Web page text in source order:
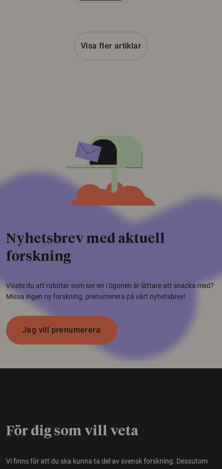
Visa fler artiklar
Nyhetsbrev med aktuell
forskning
Visste du att robotar som ser en i ögonen är lättare att snacka med?
Missa ingen ny forskning, prenumerera på vårt nyhetsbrev!
Jag vill prenumerera
För dig som vill veta
Vi finns för att du ska kunna ta del av svensk forskning. Dessutom